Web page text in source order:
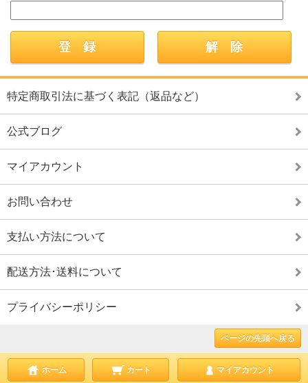
特定商取引法に基づく表記（返品など）
公式ブログ
マイアカウント
お問い合わせ
支払い方法について
配送方法･送料について
プライバシーポリシー
ページの先頭へ戻る
ホーム カート マイアカウント